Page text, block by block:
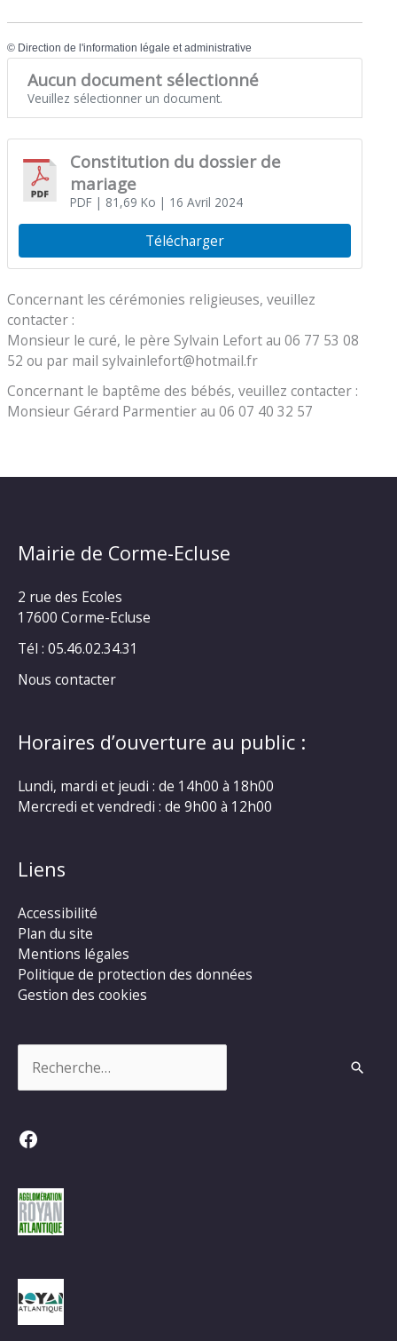
© Direction de l'information légale et administrative
Aucun document sélectionné
Veuillez sélectionner un document.
Constitution du dossier de
mariage
PDF| 81,69 Ko | 16 Avril 2024
Télécharger
Concernant les cérémonies religieuses, veuillez
contacter :
Monsieur le curé, le père Sylvain Lefort au 06 77 53 08
52 ou par mail sylvainlefort@hotmail.fr
Concernant le baptême des bébés, veuillez contacter :
Monsieur Gérard Parmentier au 06 07 40 32 57
Mairie de Corme-Ecluse
2 rue des Ecoles
17600 Corme-Ecluse
Tél : 05.46.02.34.31
Nous contacter
Horaires d’ouverture au public :
Lundi, mardi et jeudi : de 14h00 à 18h00
Mercredi et vendredi : de 9h00 à 12h00
Liens
Accessibilité
Plan du site
Mentions légales
Politique de protection des données
Gestion des cookies
Facebook